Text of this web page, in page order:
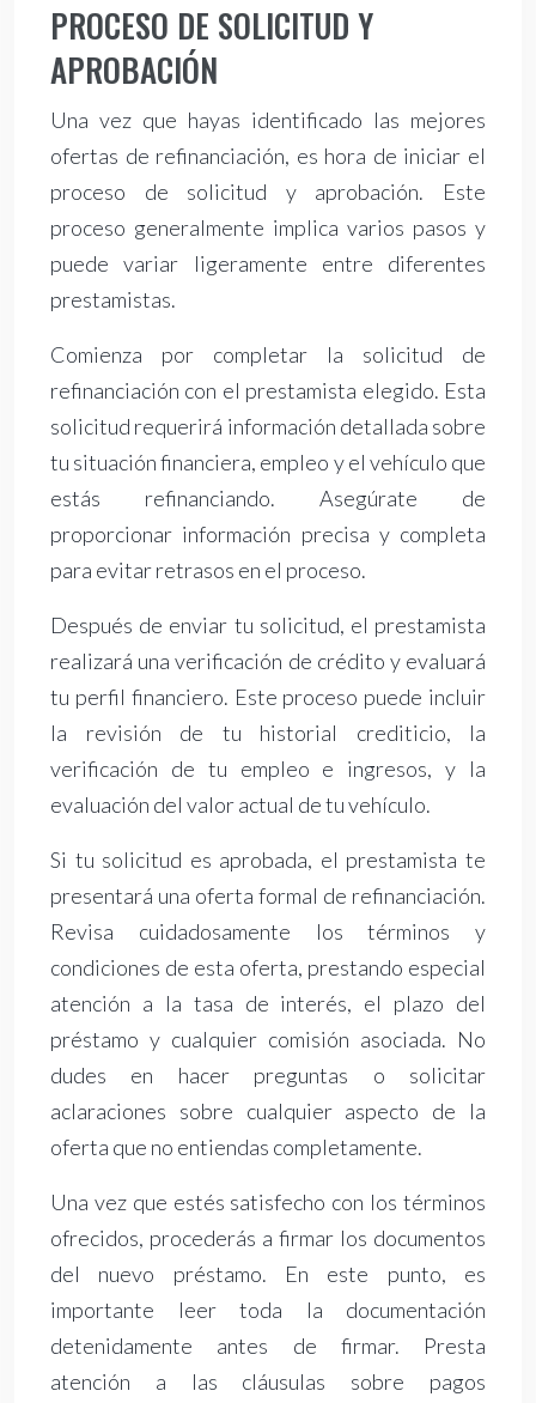
PROCESO DE SOLICITUD Y
APROBACIÓN
Una vez que hayas identificado las mejores
ofertas de refinanciación, es hora de iniciar el
proceso de solicitud y aprobación. Este
proceso generalmente implica varios pasos y
puede variar ligeramente entre diferentes
prestamistas.
Comienza por completar la solicitud de
refinanciación con el prestamista elegido. Esta
solicitud requerirá información detallada sobre
tu situación financiera, empleo y el vehículo que
estás refinanciando. Asegúrate de
proporcionar información precisa y completa
para evitar retrasos en el proceso.
Después de enviar tu solicitud, el prestamista
realizará una verificación de crédito y evaluará
tu perfil financiero. Este proceso puede incluir
la revisión de tu historial crediticio, la
verificación de tu empleo e ingresos, y la
evaluación del valor actual de tu vehículo.
Si tu solicitud es aprobada, el prestamista te
presentará una oferta formal de refinanciación.
Revisa cuidadosamente los términos y
condiciones de esta oferta, prestando especial
atención a la tasa de interés, el plazo del
préstamo y cualquier comisión asociada. No
dudes en hacer preguntas o solicitar
aclaraciones sobre cualquier aspecto de la
oferta que no entiendas completamente.
Una vez que estés satisfecho con los términos
ofrecidos, procederás a firmar los documentos
del nuevo préstamo. En este punto, es
importante leer toda la documentación
detenidamente antes de firmar. Presta
atención a las cláusulas sobre pagos